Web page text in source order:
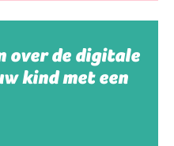
over de digitale
kind met een